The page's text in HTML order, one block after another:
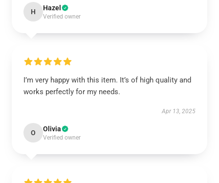
H Hazel
Verified owner
I’m very happy with this item. It’s of high quality and
works perfectly for my needs.
Apr 13, 2025
O Olivia
Verified owner